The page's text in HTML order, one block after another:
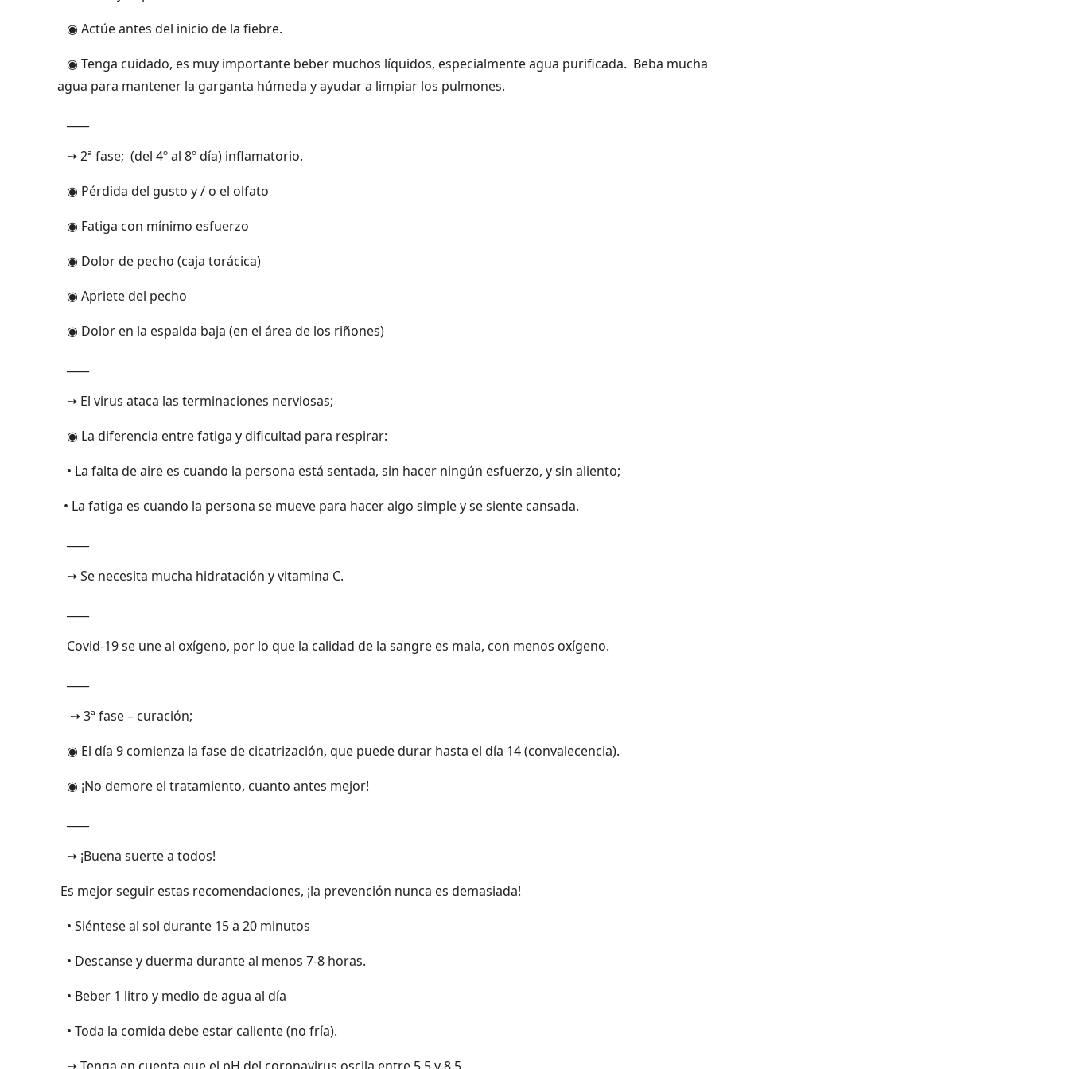
◉ Actúe antes del inicio de la fiebre.
◉ Tenga cuidado, es muy importante beber muchos líquidos, especialmente agua purificada. Beba mucha
agua para mantener la garganta húmeda y ayudar a limpiar los pulmones.
➙ 2ª fase; (del 4º al 8º día) inflamatorio.
◉ Pérdida del gusto y / o el olfato
◉ Fatiga con mínimo esfuerzo
◉ Dolor de pecho (caja torácica)
◉ Apriete del pecho
◉ Dolor en la espalda baja (en el área de los riñones)
➙ El virus ataca las terminaciones nerviosas;
◉ La diferencia entre fatiga y dificultad para respirar:
• La falta de aire es cuando la persona está sentada, sin hacer ningún esfuerzo, y sin aliento;
• La fatiga es cuando la persona se mueve para hacer algo simple y se siente cansada.
➙ Se necesita mucha hidratación y vitamina C.
Covid-19 se une al oxígeno, por lo que la calidad de la sangre es mala, con menos oxígeno.
➙ 3ª fase – curación;
◉ El día 9 comienza la fase de cicatrización, que puede durar hasta el día 14 (convalecencia).
◉ ¡No demore el tratamiento, cuanto antes mejor!
➙ ¡Buena suerte a todos!
Es mejor seguir estas recomendaciones, ¡la prevención nunca es demasiada!
• Siéntese al sol durante 15 a 20 minutos
• Descanse y duerma durante al menos 7-8 horas.
• Beber 1 litro y medio de agua al día
• Toda la comida debe estar caliente (no fría).